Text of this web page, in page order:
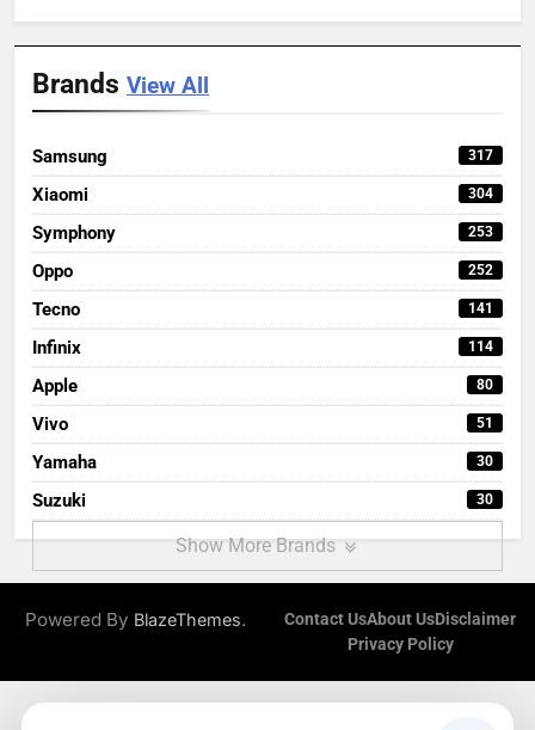
Brands View All
Samsung 317
Xiaomi 304
Symphony 253
Oppo 252
Tecno 141
Infinix 114
Apple 80
Vivo 51
Yamaha 30
Suzuki 30
Show More Brands
Powered By BlazeThemes. Contact UsAbout UsDisclaimer
Privacy Policy